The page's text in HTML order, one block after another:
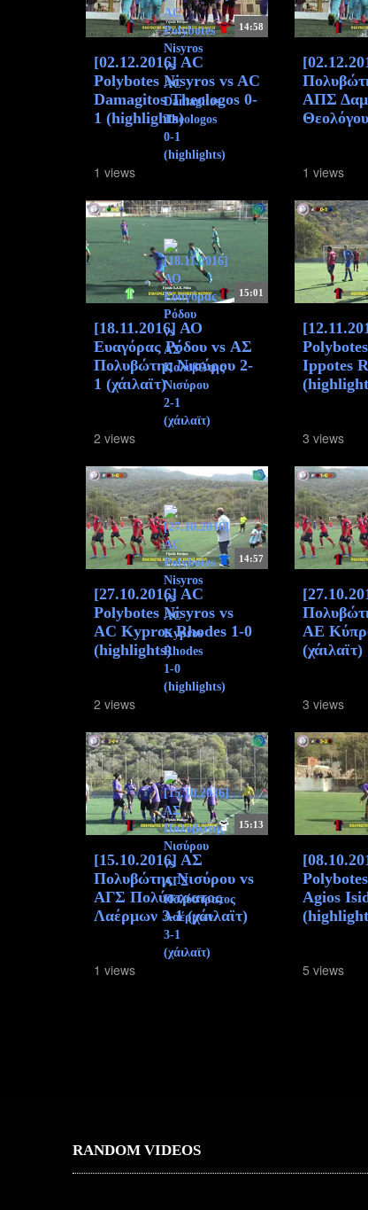
14:58
[02.12.2016] AC
Polybotes Nisyros vs AC
Damagitos Theologos 0-
1 (highlights)
1 views
ΑΠΣ
1 views
15:01
[18.11.2016] ΑΟ
Ευαγόρας Ρόδου vs ΑΣ
Πολυβώτης Νισύρου 2-
1 (χάιλαϊτ)
2 views
Ippotes
3 views
14:57
[27.10.2016] AC
Polybotes Nisyros vs
ΑC Kypros Rhodes 1-0
(highlights)
2 views
ΑΕ
(χάιλαϊτ)
3 views
15:13
[15.10.2016] ΑΣ
Πολυβώτης Νισύρου vs
ΑΓΣ Πολύστρατος
Λαέρμων 3-1 (χάιλαϊτ)
1 views
Agios
5 views
RANDOM VIDEOS